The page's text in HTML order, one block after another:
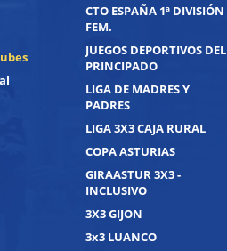
CTO ESPAÑA 1ª DIVISIÓN
FEM.
JUEGOS DEPORTIVOS DEL
PRINCIPADO
LIGA DE MADRES Y
PADRES
LIGA 3X3 CAJA RURAL
COPA ASTURIAS
GIRAASTUR 3X3 -
INCLUSIVO
3X3 GIJON
3x3 LUANCO